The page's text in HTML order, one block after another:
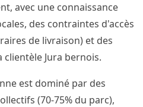
avec une connaissance
des contraintes d'accès
de livraison) et des
Jura bernois.
est dominé par des
(70-75% du parc),